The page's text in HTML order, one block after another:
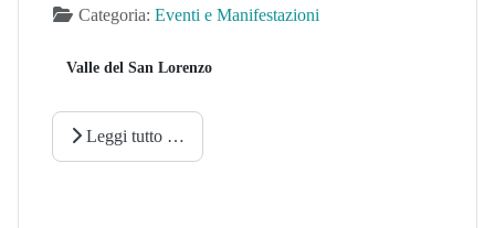
Categoria: Eventi e Manifestazioni
Valle del San Lorenzo
Leggi tutto …